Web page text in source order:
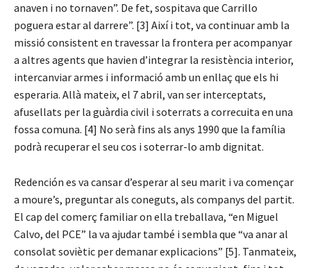
anaven i no tornaven”. De fet, sospitava que Carrillo
poguera estar al darrere”. [3] Així i tot, va continuar amb la
missió consistent en travessar la frontera per acompanyar
a altres agents que havien d’integrar la resistència interior,
intercanviar armes i informació amb un enllaç que els hi
esperaria. Allà mateix, el 7 abril, van ser interceptats,
afusellats per la guàrdia civil i soterrats a correcuita en una
fossa comuna. [4] No serà fins als anys 1990 que la família
podrà recuperar el seu cos i soterrar-lo amb dignitat.
Redención es va cansar d’esperar al seu marit i va començar
a moure’s, preguntar als coneguts, als companys del partit.
El cap del comerç familiar on ella treballava, “en Miguel
Calvo, del PCE” la va ajudar també i sembla que “va anar al
consolat soviètic per demanar explicacions” [5]. Tanmateix,